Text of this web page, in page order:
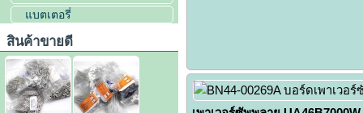
แบตเตอรี่
สินค้าขายดี